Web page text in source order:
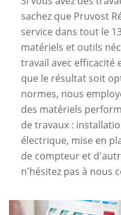
sachez que Pruvost
service dans tout le
matériels et outils
travail avec efficacité
que le résultat soit
normes, nous
des matériels
de travaux :
électrique, mise en
de compteur et
n'hésitez pas à nous